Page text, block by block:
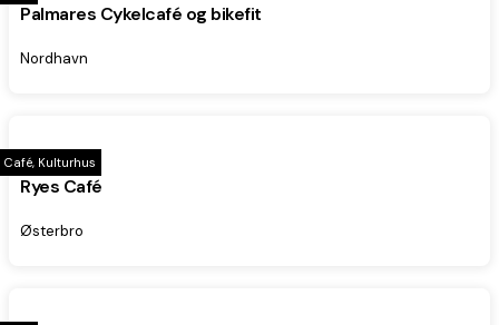
Palmares Cykelcafé og bikefit
Nordhavn
Café, Kulturhus
Ryes Café
Østerbro